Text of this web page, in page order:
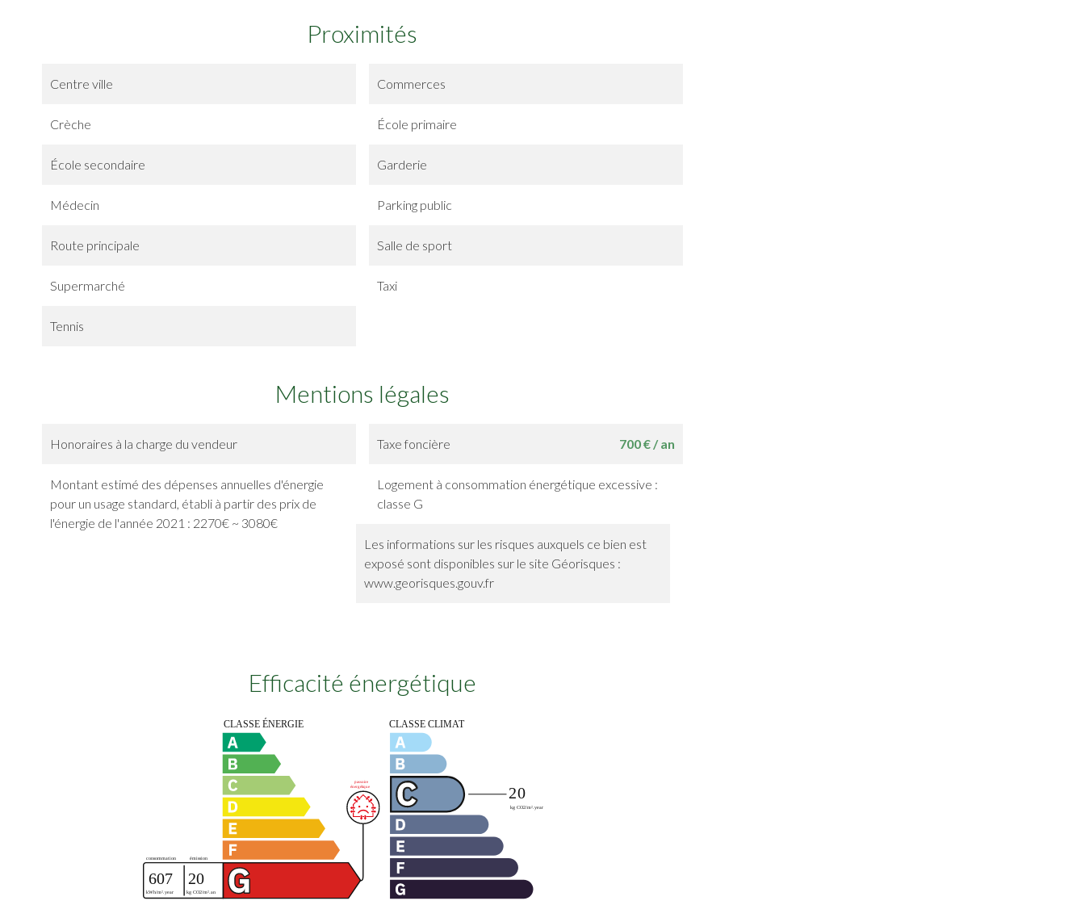
Proximités
Centre ville Commerces
Crèche École primaire
École secondaire Garderie
Médecin Parking public
Route principale Salle de sport
Supermarché Taxi
Tennis
Mentions légales
Honoraires à la charge du vendeur Taxe foncière 700 € / an
Montant estimé des dépenses annuelles d'énergie
pour un usage standard, établi à partir des prix de
l'énergie de l'année 2021 : 2270€ ~ 3080€
Logement à consommation énergétique excessive :
classe G
Les informations sur les risques auxquels ce bien est
exposé sont disponibles sur le site Géorisques :
www.georisques.gouv.fr
Efficacité énergétique